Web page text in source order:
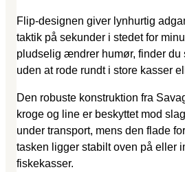
Flip-designen giver lynhurtig
taktik på sekunder i stedet for
pludselig ændrer humør, finder du
uden at rode rundt i store kasser
Den robuste konstruktion fra
kroge og line er beskyttet mod
under transport, mens den flade
tasken ligger stabilt oven på eller
fiskekasser.